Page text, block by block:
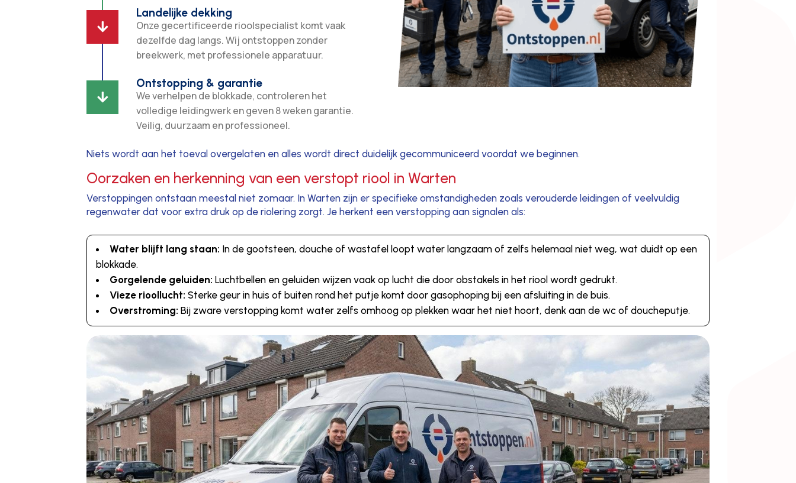

Landelijke dekking
Onze gecertificeerde rioolspecialist komt vaak
dezelfde dag langs. Wij ontstoppen zonder
breekwerk, met professionele apparatuur.

Ontstopping & garantie
We verhelpen de blokkade, controleren het
volledige leidingwerk en geven 8 weken garantie.
Veilig, duurzaam en professioneel.
Niets wordt aan het toeval overgelaten en alles wordt direct duidelijk gecommuniceerd voordat we beginnen.
Oorzaken en herkenning van een verstopt riool in Warten
Verstoppingen ontstaan meestal niet zomaar. In Warten zijn er specifieke omstandigheden zoals verouderde leidingen of veelvuldig
regenwater dat voor extra druk op de riolering zorgt. Je herkent een verstopping aan signalen als:
Water blijft lang staan: In de gootsteen, douche of wastafel loopt water langzaam of zelfs helemaal niet weg, wat duidt op een
blokkade.
Gorgelende geluiden: Luchtbellen en geluiden wijzen vaak op lucht die door obstakels in het riool wordt gedrukt.
Vieze rioollucht: Sterke geur in huis of buiten rond het putje komt door gasophoping bij een afsluiting in de buis.
Overstroming: Bij zware verstopping komt water zelfs omhoog op plekken waar het niet hoort, denk aan de wc of doucheputje.